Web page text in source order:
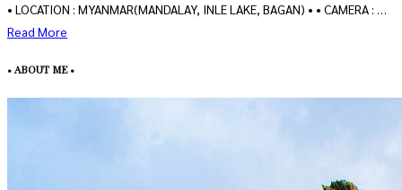
• LOCATION : MYANMAR(MANDALAY, INLE LAKE, BAGAN) • • CAMERA : …
Read More
• ABOUT ME •